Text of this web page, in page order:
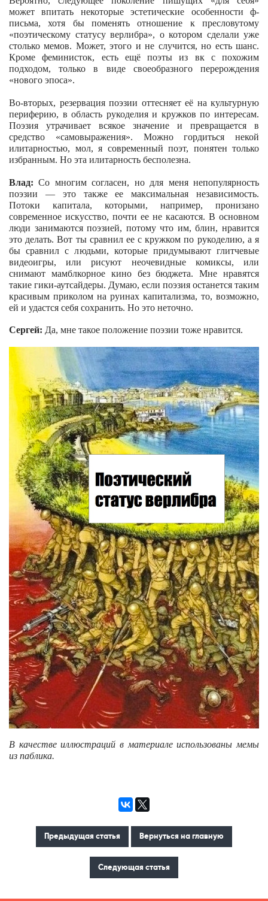
может впитать некоторые эстетические особенности ф-
письма, хотя бы поменять отношение к пресловутому
«поэтическому статусу верлибра», о котором сделали уже
столько мемов. Может, этого и не случится, но есть шанс.
Кроме феминисток, есть ещё поэты из вк с похожим
подходом, только в виде своеобразного перерождения
«нового эпоса».
Во-вторых, резервация поэзии оттесняет её на культурную
периферию, в область рукоделия и кружков по интересам.
Поэзия утрачивает всякое значение и превращается в
средство «самовыражения». Можно гордиться некой
илитарностью, мол, я современный поэт, понятен только
избранным. Но эта илитарность бесполезна.
Влад: Со многим согласен, но для меня непопулярность
поэзии — это также ее максимальная независимость.
Потоки капитала, которыми, например, пронизано
современное искусство, почти ее не касаются. В основном
люди занимаются поэзией, потому что им, блин, нравится
это делать. Вот ты сравнил ее с кружком по рукоделию, а я
бы сравнил с людьми, которые придумывают глитчевые
видеоигры, или рисуют неочевидные комиксы, или
снимают мамблкорное кино без бюджета. Мне нравятся
такие гики-аутсайдеры. Думаю, если поэзия останется таким
красивым приколом на руинах капитализма, то, возможно,
ей и удастся себя сохранить. Но это неточно.
Сергей: Да, мне такое положение поэзии тоже нравится.
В качестве иллюстраций в материале использованы мемы
из паблика.
Предыдущая статья Вернуться на главную
Следующая статья